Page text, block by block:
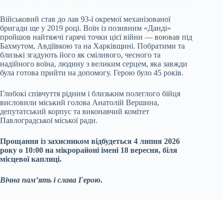
Військовий став до лав 93-ї окремої механізованої
бригади ще у 2019 році. Воїн із позивним «Данді»
пройшов найтяжчі гарячі точки цієї війни — воював під
Бахмутом, Авдіївкою та на Харківщині. Побратими та
близькі згадують його як сміливого, чесного та
надійного воїна, людину з великим серцем, яка завжди
була готова прийти на допомогу. Герою було 45 років.
Глибокі співчуття рідним і близьким полеглого бійця
висловили міський голова Анатолій Вершина,
депутатський корпус та виконавчий комітет
Павлоградської міської ради.
Прощання із захисником відбудеться 4 липня 2026
року о 10:00 на мікрорайоні імені 18 вересня, біля
місцевої каплиці.
Вічна пам’ять і слава Герою.